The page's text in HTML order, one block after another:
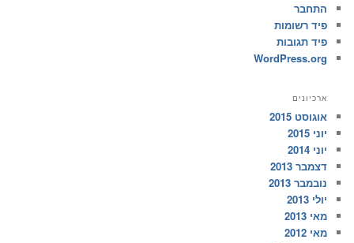
התחבר
פיד רשומות
פיד תגובות
WordPress.org
ארכיונים
אוגוסט 2015
יוני 2015
יוני 2014
דצמבר 2013
נובמבר 2013
יולי 2013
מאי 2013
מאי 2012